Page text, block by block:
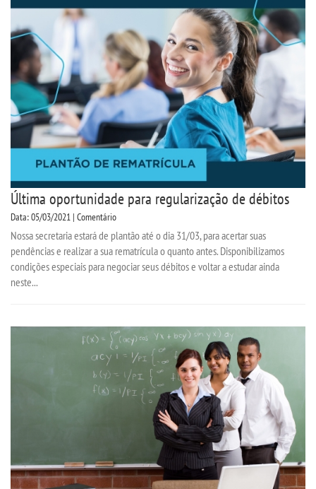
Última oportunidade para regularização de débitos
Data: 05/03/2021 | Comentário
Nossa secretaria estará de plantão até o dia 31/03, para acertar suas
pendências e realizar a sua rematrícula o quanto antes. Disponibilizamos
condições especiais para negociar seus débitos e voltar a estudar ainda
neste...